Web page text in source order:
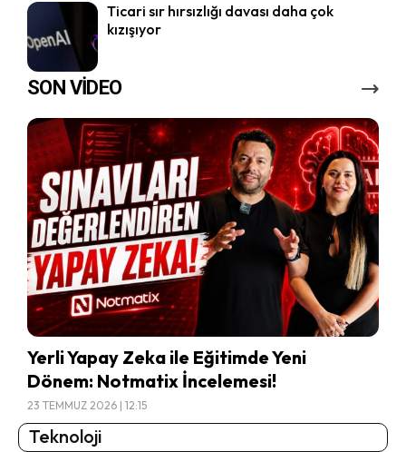
Ticari sır hırsızlığı davası daha çok
kızışıyor
SON VİDEO
Yerli Yapay Zeka ile Eğitimde Yeni
Dönem: Notmatix İncelemesi!
23 TEMMUZ 2026 | 12:15
Teknoloji